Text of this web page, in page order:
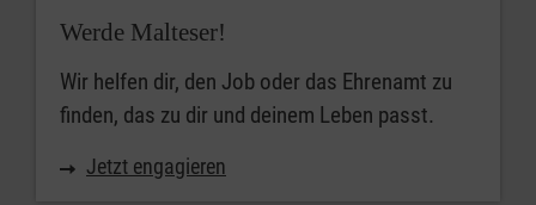
Werde Malteser!
Wir helfen dir, den Job oder das Ehrenamt zu
finden, das zu dir und deinem Leben passt.
Jetzt engagieren